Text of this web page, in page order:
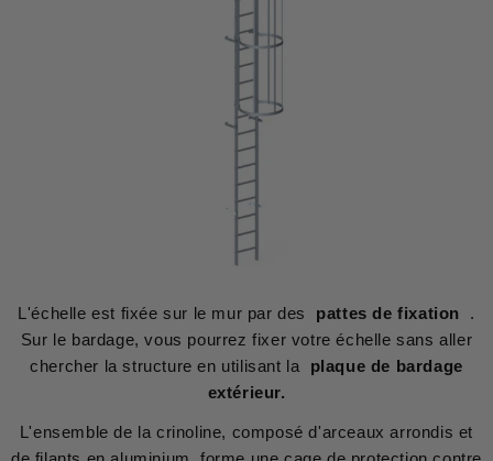
L'échelle est fixée sur le mur par des pattes de fixation .
Sur le bardage, vous pourrez fixer votre échelle sans aller
chercher la structure en utilisant la plaque de bardage
extérieur.
L'ensemble de la crinoline, composé d'arceaux arrondis et